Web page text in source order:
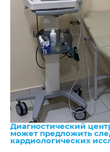
Диагностический
может предложить
кардиологических